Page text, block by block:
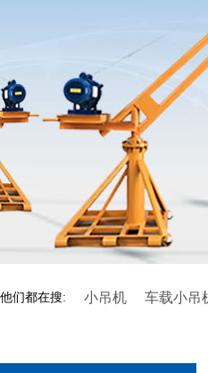
他们都在搜: 小吊机 车载小吊